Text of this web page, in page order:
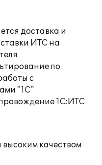
доставка и
ИТС на
по
с
"1С"
1С:ИТС
высоким качеством